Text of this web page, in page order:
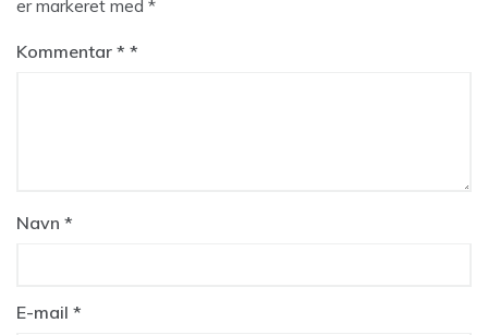
er markeret med *
Kommentar *
Navn *
E-mail *